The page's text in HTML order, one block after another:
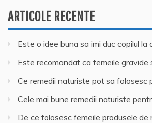
ARTICOLE RECENTE
Este o idee buna sa imi duc copilul la
Este recomandat ca femeile gravide
Ce remedii naturiste pot sa folosesc
Cele mai bune remedii naturiste
De ce folosesc femeile produsele de